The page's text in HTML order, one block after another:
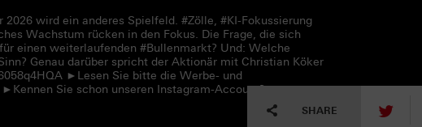
wird ein anderes Spielfeld. #Zölle, #KI-Fokussierung
Wachstum rücken in den Fokus. Die Frage, die sich
einen weiterlaufenden #Bullenmarkt? Und: Welche
Genau darüber spricht der Aktionär mit Christian Köker
►Lesen Sie bitte die Werbe- und
Sie schon unseren Instagram-Account?
SHARE tweet